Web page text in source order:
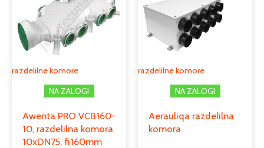
razdelilne komore
NA ZALOGI
Awenta PRO VCB160-
10, razdelilna komora
10xDN75, fi160mm
razdelilne komore
NA ZALOGI
Aerauliqa razdelilna
komora
87,34 €
do